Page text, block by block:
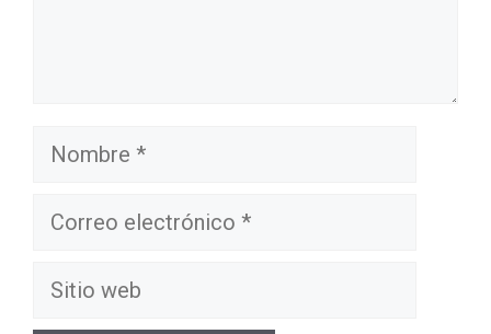
Nombre
Correo
Sitio